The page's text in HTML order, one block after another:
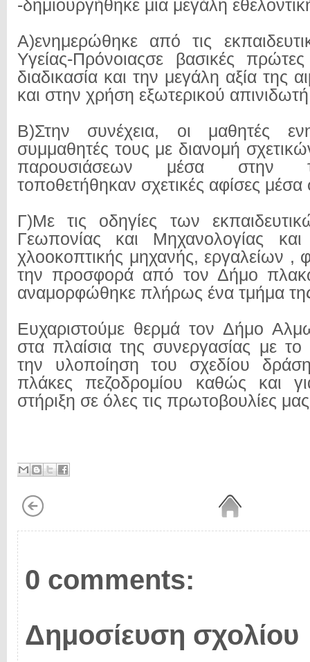
-δημιουργήθηκε μια μεγάλη
Α)ενημερώθηκε από τις
Υγείας-Πρόνοιαςσε βασικές
διαδικασία και την μεγάλη αξία της
και στην χρήση εξωτερικού
Β)Στην συνέχεια, οι μαθητές
συμμαθητές τους με διανομή
παρουσιάσεων μέσα στην
τοποθετήθηκαν σχετικές αφίσες μέσα
Γ)Με τις οδηγίες των
Γεωπονίας και Μηχανολογίας
χλοοκοπτικής μηχανής, εργαλείων ,
την προσφορά από τον Δήμο
αναμορφώθηκε πλήρως ένα τμήμα
Ευχαριστούμε θερμά τον Δήμο
στα πλαίσια της συνεργασίας με το
την υλοποίηση του σχεδίου
πλάκες πεζοδρομίου καθώς και
στήριξη σε όλες τις πρωτοβουλίες
0 comments:
Δημοσίευση σχολίου